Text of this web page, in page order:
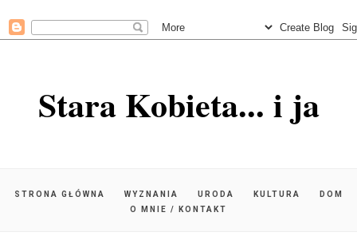
Stara Kobieta... i ja
STRONA GŁÓWNA WYZNANIA URODA KULTURA
DOM
O MNIE / KONTAKT